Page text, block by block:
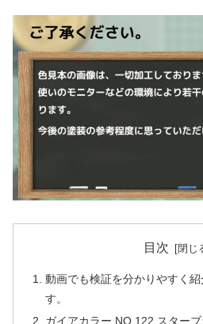
目次
動画でも検証を分かりやすく
す。
ガイアカラー NO.122 スター